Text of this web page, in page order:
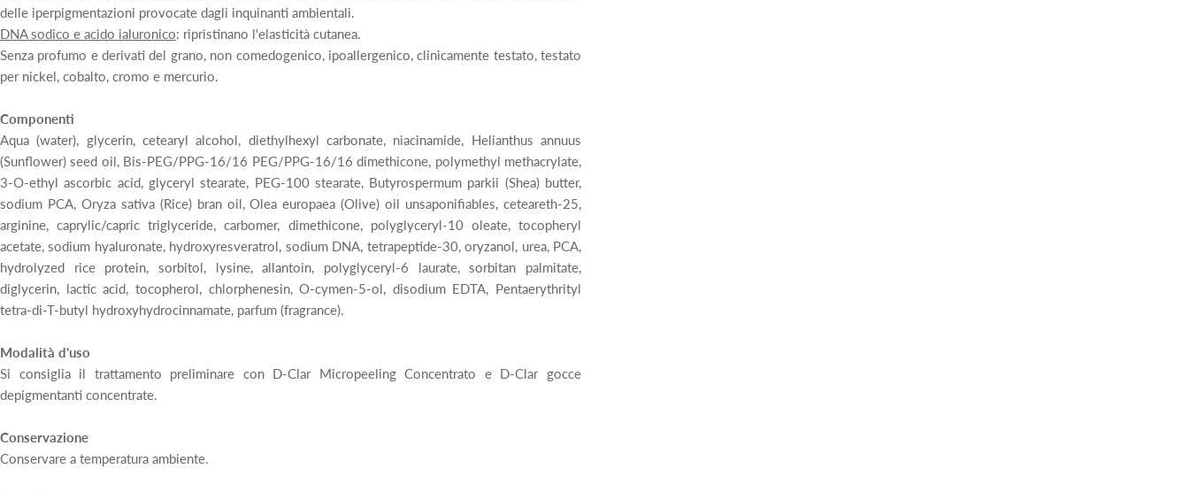
delle iperpigmentazioni provocate dagli inquinanti ambientali.
DNA sodico e acido ialuronico: ripristinano l'elasticità cutanea.
Senza profumo e derivati del grano, non comedogenico, ipoallergenico, clinicamente testato, testato
per nickel, cobalto, cromo e mercurio.
Componenti
Aqua (water), glycerin, cetearyl alcohol, diethylhexyl carbonate, niacinamide, Helianthus annuus
(Sunflower) seed oil, Bis-PEG/PPG-16/16 PEG/PPG-16/16 dimethicone, polymethyl methacrylate,
3-O-ethyl ascorbic acid, glyceryl stearate, PEG-100 stearate, Butyrospermum parkii (Shea) butter,
sodium PCA, Oryza sativa (Rice) bran oil, Olea europaea (Olive) oil unsaponifiables, ceteareth-25,
arginine, caprylic/capric triglyceride, carbomer, dimethicone, polyglyceryl-10 oleate, tocopheryl
acetate, sodium hyaluronate, hydroxyresveratrol, sodium DNA, tetrapeptide-30, oryzanol, urea, PCA,
hydrolyzed rice protein, sorbitol, lysine, allantoin, polyglyceryl-6 laurate, sorbitan palmitate,
diglycerin, lactic acid, tocopherol, chlorphenesin, O-cymen-5-ol, disodium EDTA, Pentaerythrityl
tetra-di-T-butyl hydroxyhydrocinnamate, parfum (fragrance).
Modalità d'uso
Si consiglia il trattamento preliminare con D-Clar Micropeeling Concentrato e D-Clar gocce
depigmentanti concentrate.
Conservazione
Conservare a temperatura ambiente.